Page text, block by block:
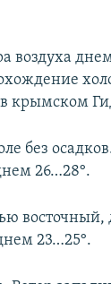
воздуха
крымском
без
26…28°.
23…25°.